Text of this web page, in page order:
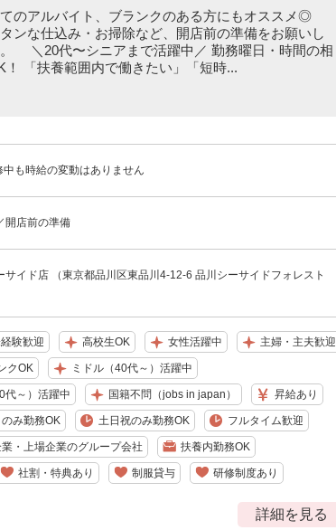
のアルバイト、ブランクのある方にもオススメ◎
ンな仕込み・お掃除など、開店前の準備をお願いし
。 ＼20代〜シニアまで活躍中／ 勤務曜日・時間の相
！ 「扶養範囲内で働きたい」「短時...
も時給の変動はありません
開店前の準備
イド店 （東京都品川区東品川4-12-6 品川シーサイドフォレスト
験歓迎 高校生OK 女性活躍中 主婦・主夫歓迎
クOK ミドル（40代～）活躍中
代～）活躍中 国籍不問（jobs in japan） 昇給あり
み勤務OK 土日祝のみ勤務OK フルタイム歓迎
・上場企業のグループ会社 扶養内勤務OK
社割・特典あり 制服貸与 研修制度あり
詳細を見る